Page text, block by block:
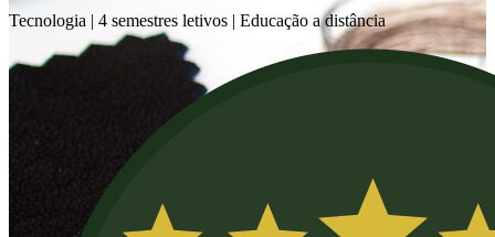
Tecnologia | 4 semestres letivos | Educação a distância